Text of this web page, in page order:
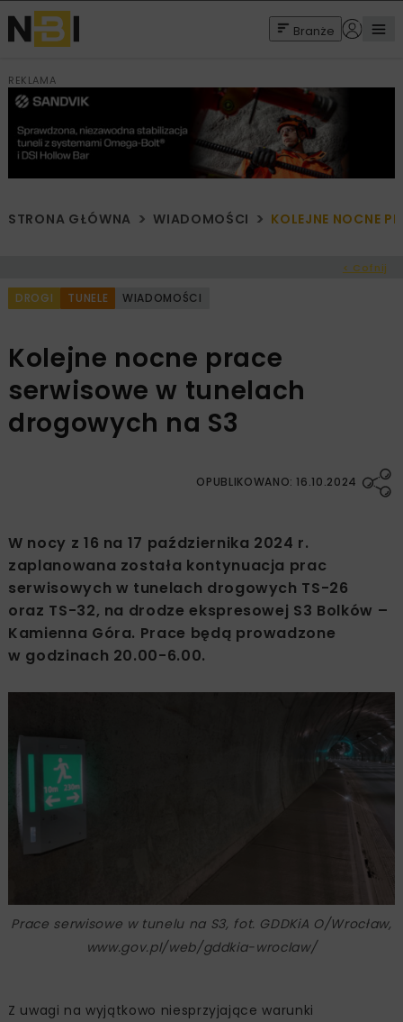
Branże
REKLAMA
STRONA GŁÓWNA WIADOMOŚCI KOLEJNE NOCNE
< Cofnij
DROGI TUNELE WIADOMOŚCI
Kolejne nocne prace
serwisowe w tunelach
drogowych na S3
OPUBLIKOWANO: 16.10.2024
W nocy z 16 na 17 października 2024 r.
zaplanowana została kontynuacja prac
serwisowych w tunelach drogowych TS-26
oraz TS-32, na drodze ekspresowej S3 Bolków –
Kamienna Góra. Prace będą prowadzone
w godzinach 20.00-6.00.
Prace serwisowe w tunelu na S3, fot. GDDKiA O/Wrocław,
www.gov.pl/web/gddkia-wroclaw/
Z uwagi na wyjątkowo niesprzyjające warunki